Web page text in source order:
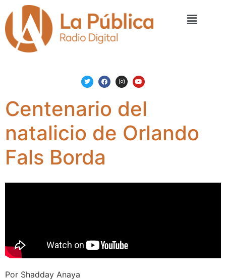
Centenario del
natalicio de Orlando
Fals Borda
Por Shadday Anaya